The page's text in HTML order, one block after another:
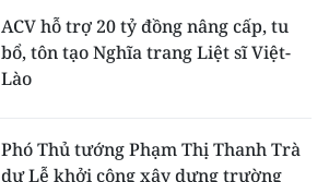
ACV hỗ trợ 20 tỷ đồng nâng cấp, tu
bổ, tôn tạo Nghĩa trang Liệt sĩ Việt-
Lào
Phó Thủ tướng Phạm Thị Thanh Trà
dự Lễ khởi công xây dựng trường